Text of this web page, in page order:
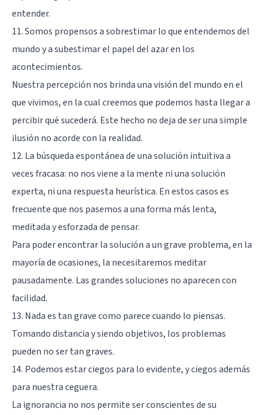
entender.
11. Somos propensos a sobrestimar lo que entendemos del
mundo y a subestimar el papel del azar en los
acontecimientos.
Nuestra percepción nos brinda una visión del mundo en el
que vivimos, en la cual creemos que podemos hasta llegar a
percibir qué sucederá. Este hecho no deja de ser una simple
ilusión no acorde con la realidad.
12. La búsqueda espontánea de una solución intuitiva a
veces fracasa: no nos viene a la mente ni una solución
experta, ni una respuesta heurística. En estos casos es
frecuente que nos pasemos a una forma más lenta,
meditada y esforzada de pensar.
Para poder encontrar la solución a un grave problema, en la
mayoría de ocasiones, la necesitaremos meditar
pausadamente. Las grandes soluciones no aparecen con
facilidad.
13. Nada es tan grave como parece cuando lo piensas.
Tomando distancia y siendo objetivos, los problemas
pueden no ser tan graves.
14. Podemos estar ciegos para lo evidente, y ciegos además
para nuestra ceguera.
La ignorancia no nos permite ser conscientes de su